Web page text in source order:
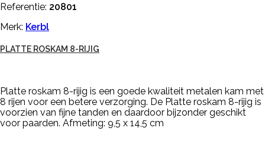
Referentie: 20801
Merk: Kerbl
PLATTE ROSKAM 8-RIJIG
Platte roskam 8-rijig is een goede kwaliteit metalen kam met
8 rijen voor een betere verzorging. De Platte roskam 8-rijig is
voorzien van fijne tanden en daardoor bijzonder geschikt
voor paarden. Afmeting: 9,5 x 14,5 cm